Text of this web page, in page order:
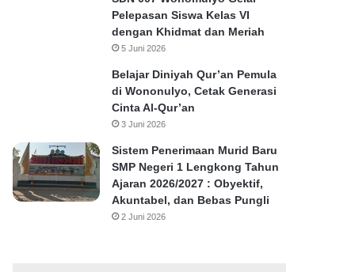
Pelepasan Siswa Kelas VI
dengan Khidmat dan Meriah
5 Juni 2026
Belajar Diniyah Qur’an Pemula
di Wononulyo, Cetak Generasi
Cinta Al-Qur’an
3 Juni 2026
Sistem Penerimaan Murid Baru
SMP Negeri 1 Lengkong Tahun
Ajaran 2026/2027 : Obyektif,
Akuntabel, dan Bebas Pungli
2 Juni 2026